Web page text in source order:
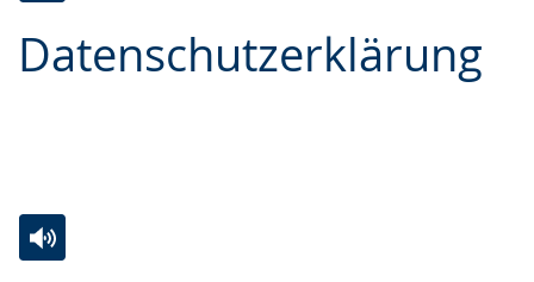
Datenschutzerklärung
Leichten
Audio-
Video
angezeigt.